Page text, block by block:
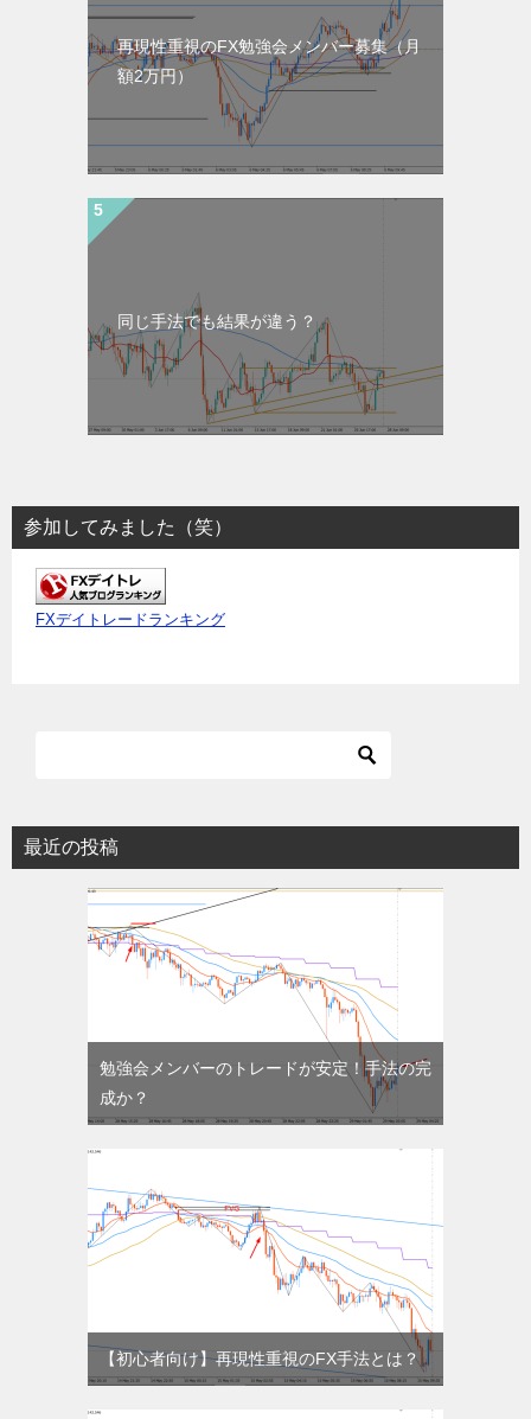
再現性重視のFX勉強会メンバー募集（月
額2万円）
同じ手法でも結果が違う？
参加してみました（笑）
FXデイトレードランキング
最近の投稿
勉強会メンバーのトレードが安定！手法の完
成か？
【初心者向け】再現性重視のFX手法とは？